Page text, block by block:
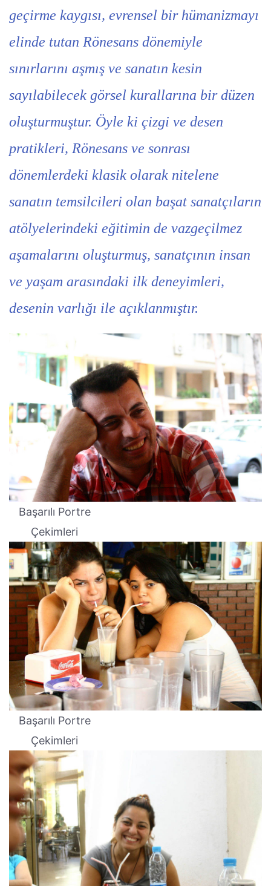
geçirme kaygısı, evrensel bir hümanizmayı
elinde tutan Rönesans dönemiyle
sınırlarını aşmış ve sanatın kesin
sayılabilecek görsel kurallarına bir düzen
oluşturmuştur. Öyle ki çizgi ve desen
pratikleri, Rönesans ve sonrası
dönemlerdeki klasik olarak nitelene
sanatın temsilcileri olan başat sanatçıların
atölyelerindeki eğitimin de vazgeçilmez
aşamalarını oluşturmuş, sanatçının insan
ve yaşam arasındaki ilk deneyimleri,
desenin varlığı ile açıklanmıştır.
Başarılı Portre
Çekimleri
Başarılı Portre
Çekimleri